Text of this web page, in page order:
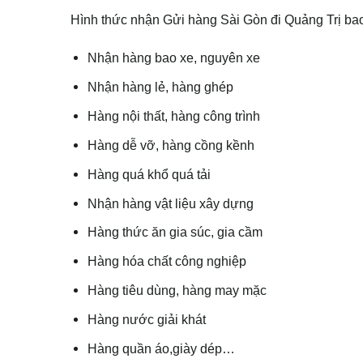
Hình thức nhận Gửi hàng Sài Gòn đi Quảng Trị
Nhận hàng bao xe, nguyên xe
Nhận hàng lẻ, hàng ghép
Hàng nội thất, hàng công trình
Hàng dễ vỡ, hàng cồng kềnh
Hàng quá khổ quá tải
Nhận hàng vật liệu xây dựng
Hàng thức ăn gia súc, gia cầm
Hàng hóa chất công nghiệp
Hàng tiêu dùng, hàng may mặc
Hàng nước giải khát
Hàng quần áo,giày dép…